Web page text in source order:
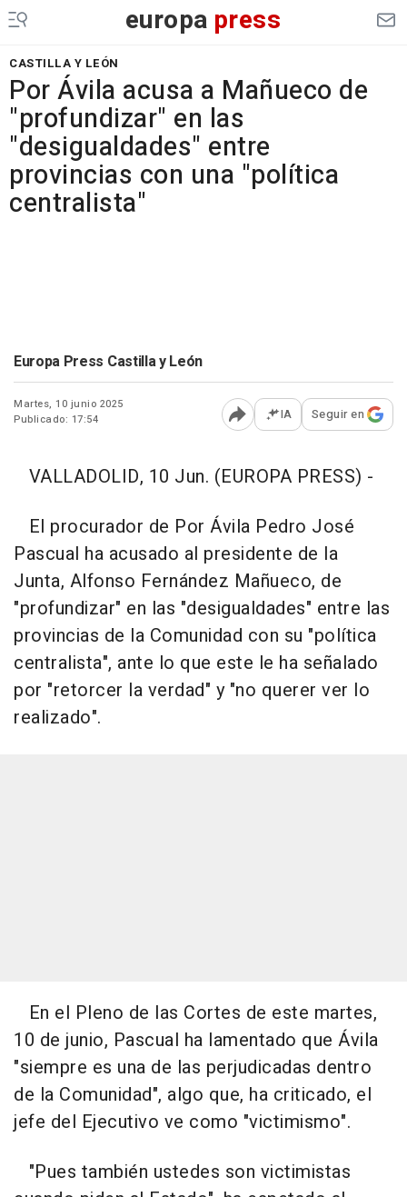
europa press
CASTILLA Y LEÓN
Por Ávila acusa a Mañueco de
"profundizar" en las
"desigualdades" entre
provincias con una "política
centralista"
Europa Press Castilla y León
Martes, 10 junio 2025
Publicado: 17:54
Abrir opciones para
IA Seguir en
VALLADOLID, 10 Jun. (EUROPA PRESS) -
El procurador de Por Ávila Pedro José
Pascual ha acusado al presidente de la
Junta, Alfonso Fernández Mañueco, de
"profundizar" en las "desigualdades" entre las
provincias de la Comunidad con su "política
centralista", ante lo que este le ha señalado
por "retorcer la verdad" y "no querer ver lo
realizado".
En el Pleno de las Cortes de este martes,
10 de junio, Pascual ha lamentado que Ávila
"siempre es una de las perjudicadas dentro
de la Comunidad", algo que, ha criticado, el
jefe del Ejecutivo ve como "victimismo".
"Pues también ustedes son victimistas